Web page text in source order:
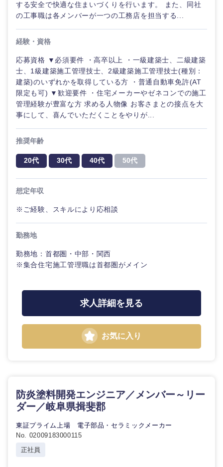
する安全で快適な住まいづくりを行います。 また、同社
の工事職は各メンバーが一つの工務店を担当する...
経験・資格
応募資格 ▼必須要件 ・高卒以上 ・一級建築士、二級建築
士、1級建築施工管理技士、2級建築施工管理技士(種別：
建築)のいずれかを取得している方 ・普通自動車免許(AT
限定も可) ▼歓迎要件 ・住宅メーカーやゼネコンでの施工
管理経験が豊富な方 求める人物像 お客さまとの接点を大
事にして、喜んでいただくことをやりが...
推奨年齢
20代 30代 40代 50代
想定年収
※ご経験、スキルにより応相談
勤務地
勤務地：首都圏・中部・関西
※集合住宅施工管理職は首都圏がメイン
求人詳細を見る
お気に入り
防炎塗料開発エンジニア／メンバー～リー
ダー／岐阜県揖斐郡
東証プライム上場 電子部品・セラミックメーカー
No. 02009183000115
正社員